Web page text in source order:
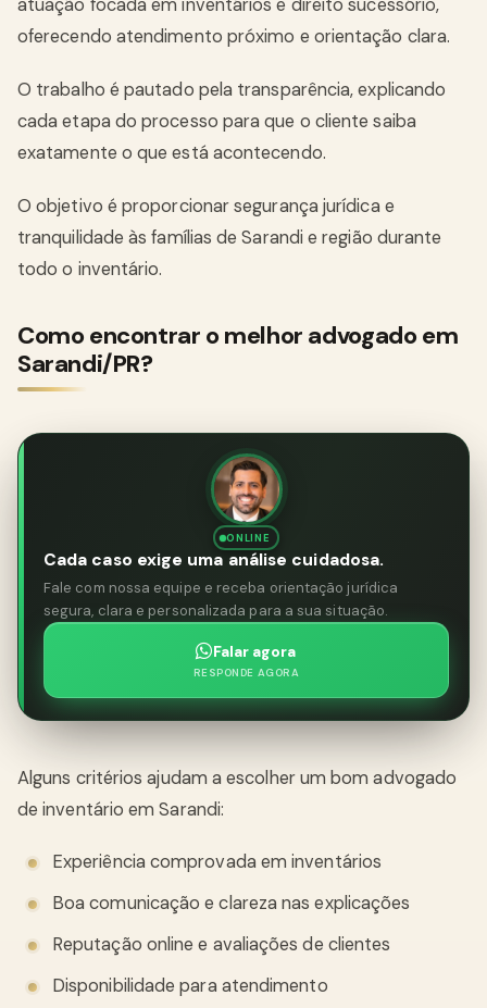
atuação focada em inventários e direito sucessório,
oferecendo atendimento próximo e orientação clara.
O trabalho é pautado pela transparência, explicando
cada etapa do processo para que o cliente saiba
exatamente o que está acontecendo.
O objetivo é proporcionar segurança jurídica e
tranquilidade às famílias de Sarandi e região durante
todo o inventário.
Como encontrar o melhor advogado em
Sarandi/PR?
ONLINE
Cada caso exige uma análise cuidadosa.
Fale com nossa equipe e receba orientação jurídica
segura, clara e personalizada para a sua situação.
Falar agora
RESPONDE AGORA
Alguns critérios ajudam a escolher um bom advogado
de inventário em Sarandi:
Experiência comprovada em inventários
Boa comunicação e clareza nas explicações
Reputação online e avaliações de clientes
Disponibilidade para atendimento